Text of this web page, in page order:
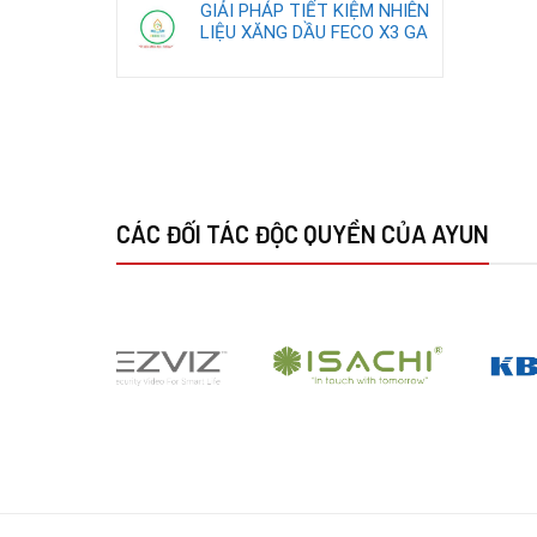
GIẢI PHÁP TIẾT KIỆM NHIÊN
LIỆU XĂNG DẦU FECO X3 GA
CÁC ĐỐI TÁC ĐỘC QUYỀN CỦA AYUN